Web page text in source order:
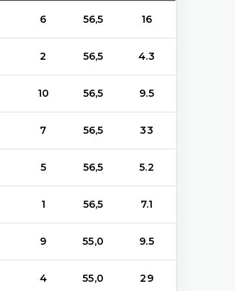
6 56,5 16
2 56,5 4.3
10 56,5 9.5
7 56,5 33
5 56,5 5.2
1 56,5 7.1
9 55,0 9.5
4 55,0 29